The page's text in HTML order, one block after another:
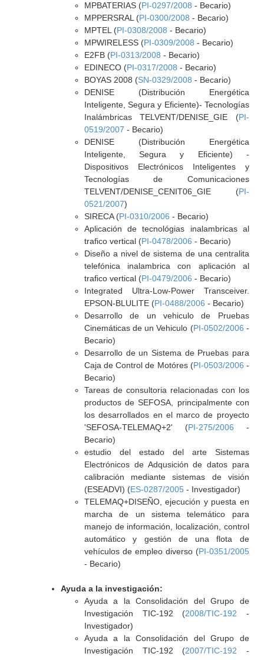
MPBATERIAS (PI-0297/2008 - Becario)
MPPERSRAL (PI-0300/2008 - Becario)
MPTEL (PI-0308/2008 - Becario)
MPWIRELESS (PI-0309/2008 - Becario)
E2FB (PI-0313/2008 - Becario)
EDINECO (PI-0317/2008 - Becario)
BOYAS 2008 (SN-0329/2008 - Becario)
DENISE (Distribución Energética
Inteligente, Segura y Eficiente)- Tecnologías
Inalámbricas TELVENT/DENISE_GIE (PI-
0519/2007 - Becario)
DENISE (Distribución Energética
Inteligente, Segura y Eficiente) -
Dispositivos Electrónicos Inteligentes y
Tecnologías de Comunicaciones
TELVENT/DENISE_CENIT06_GIE (PI-
0521/2007)
SIRECA (PI-0310/2006 - Becario)
Aplicación de tecnológias inalambricas al
trafico vertical (PI-0478/2006 - Becario)
Diseño a nivel de sistema de una centralita
telefónica inalambrica con aplicación al
trafico vertical (PI-0479/2006 - Becario)
Integrated Ultra-Low-Power Transceiver.
EPSON-BLULITE (PI-0488/2006 - Becario)
Desarrollo de un vehiculo de Pruebas
Cinemáticas de un Vehiculo (PI-0502/2006 -
Becario)
Desarrollo de un Sistema de Pruebas para
Caja de Control de Motóres (PI-0503/2006 -
Becario)
Tareas de consultoria relacionadas con los
productos de SEFOSA, principalmente con
los desarrollados en el marco de proyecto
'SEFOSA-TELEMAQ+2' (PI-275/2006 -
Becario)
estudio del estado del arte Sistemas
Electrónicos de Adqusición de datos para
calibración mediante sistemas de visión
(ESEADVI) (ES-0287/2005- Investigador)
TELEMAQ+DISEÑO, ejecución y puesta en
marcha de un sistema telemático para
manejo de información, localización, control
automático y gestión de una flota de
vehículos de empleo diverso (PI-0351/2005
- Becario)
Ayuda a la investigación:
Ayuda a la Consolidación del Grupo de
Investigación TIC-192 (2008/TIC-192 -
Investigador)
Ayuda a la Consolidación del Grupo de
Investigación TIC-192 (2007/TIC-192 -